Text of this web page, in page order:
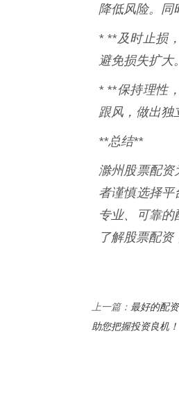
降低风险。同
* **及时止损
避免损失扩大
* **保持理性
跟风，做出独
**总结**
滁州股票配
者谨慎选择平
专业、可靠
了解股票配资
上一篇： 最好的配
助您把握投资良机！